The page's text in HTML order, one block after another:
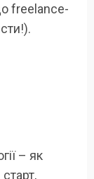
freelance-
– як